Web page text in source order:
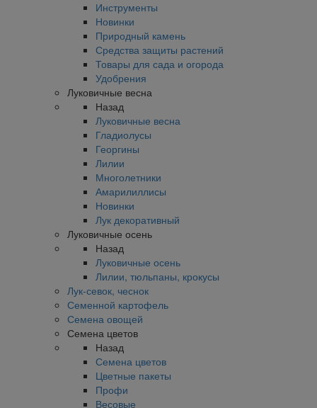
Инструменты
Новинки
Природный камень
Средства защиты растений
Товары для сада и огорода
Удобрения
Луковичные весна
Назад
Луковичные весна
Гладиолусы
Георгины
Лилии
Многолетники
Амарилиллисы
Новинки
Лук декоративный
Луковичные осень
Назад
Луковичные осень
Лилии, тюльпаны, крокусы
Лук-севок, чеснок
Семенной картофель
Семена овощей
Семена цветов
Назад
Семена цветов
Цветные пакеты
Профи
Весовые